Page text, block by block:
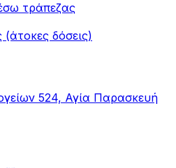
τράπεζας
(άτοκες δόσεις)
524, Αγία Παρασκευή